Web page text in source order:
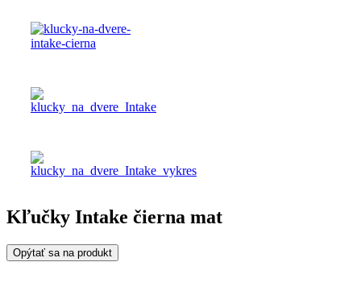
Kľučky Intake čierna mat
Opýtať sa na produkt